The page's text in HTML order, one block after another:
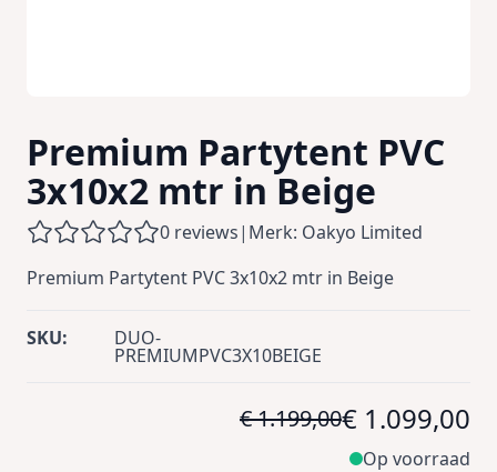
Premium Partytent PVC
3x10x2 mtr in Beige
0 reviews| Merk: Oakyo Limited
Premium Partytent PVC 3x10x2 mtr in Beige
SKU: DUO-
PREMIUMPVC3X10BEIGE
€ 1.199,00€ 1.099,00
Op voorraad